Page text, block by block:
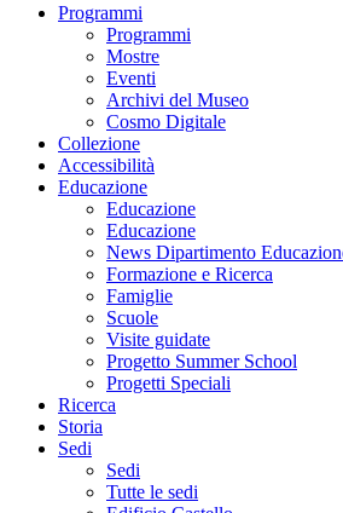
Programmi
Programmi
Mostre
Eventi
Archivi del Museo
Cosmo Digitale
Collezione
Accessibilità
Educazione
Educazione
Educazione
News Dipartimento
Formazione e Ricerca
Famiglie
Scuole
Visite guidate
Progetto Summer School
Progetti Speciali
Ricerca
Storia
Sedi
Sedi
Tutte le sedi